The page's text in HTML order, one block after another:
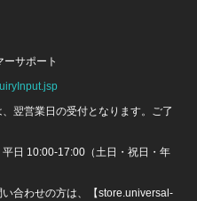
サポート
翌営業日の受付となります。ご了
日 10:00-17:00（土日・祝日・年
合わせの方は、【store.universal-